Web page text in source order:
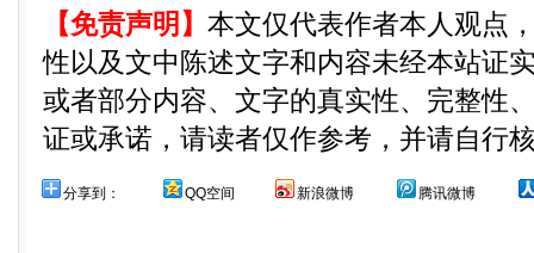
【免责声明】 本文仅代表作者本人观点
性以及文中陈述文字和内容未经本站证
或者部分内容、文字的真实性、完整性
证或承诺，请读者仅作参考，并请自行
分享到： QQ空间 新浪微博 腾讯微博